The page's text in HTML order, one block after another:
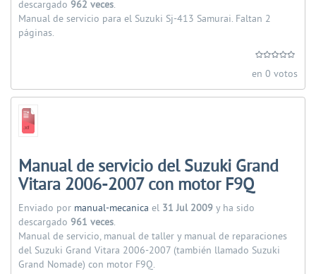
descargado 962 veces.
Manual de servicio para el Suzuki Sj-413 Samurai. Faltan 2
páginas.
en 0 votos
Manual de servicio del Suzuki Grand
Vitara 2006-2007 con motor F9Q
Enviado por manual-mecanica el 31 Jul 2009 y ha sido
descargado 961 veces.
Manual de servicio, manual de taller y manual de reparaciones
del Suzuki Grand Vitara 2006-2007 (también llamado Suzuki
Grand Nomade) con motor F9Q.